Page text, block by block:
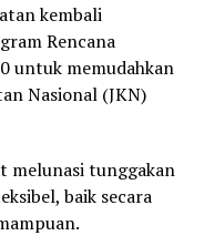
kembali
Rencana
untuk memudahkan
Nasional (JKN)
melunasi tunggakan
baik secara